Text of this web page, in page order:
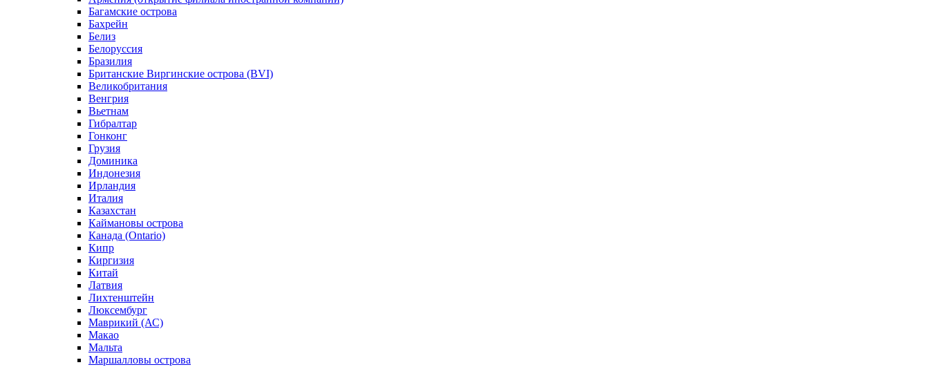
Багамские острова
Бахрейн
Белиз
Белоруссия
Бразилия
Британские Виргинские острова (BVI)
Великобритания
Венгрия
Вьетнам
Гибралтар
Гонконг
Грузия
Доминика
Индонезия
Ирландия
Италия
Казахстан
Каймановы острова
Канада (Ontario)
Кипр
Киргизия
Китай
Латвия
Лихтенштейн
Люксембург
Маврикий (АС)
Макао
Мальта
Маршалловы острова